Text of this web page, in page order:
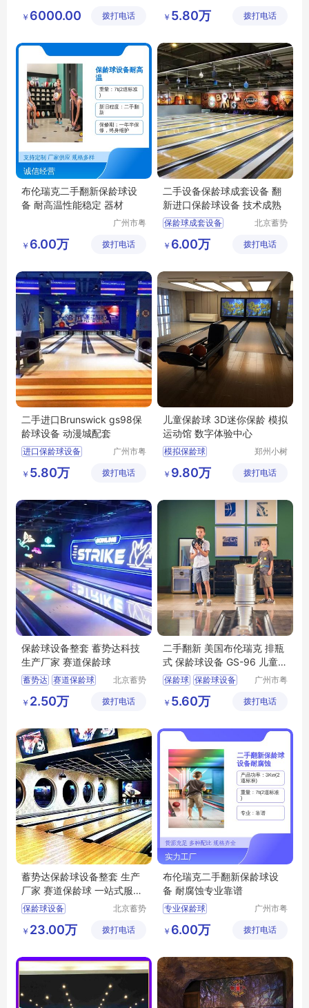
专业保龄球
限公司
￥ 6000.00 拨打电话
电影城配套保龄球中心
亲子配套娱乐项目
备有限公
￥ 5.80万 拨打电话
布伦瑞克二手翻新保龄球设
备 耐高温性能稳定 器材
广州市粤
备有限公
￥ 6.00万 拨打电话
二手设备保龄球成套设备 翻
新进口保龄球设备 技术成熟
保龄球成套设备
二手设备保龄球
二手
北京蓄势
限公司
￥ 6.00万 拨打电话
二手进口Brunswick gs98保
龄球设备 动漫城配套
进口保龄球设备
Brunswick
动漫城配套项目
广州市粤
备有限公
￥ 5.80万 拨打电话
儿童保龄球 3D迷你保龄 模拟
运动馆 数字体验中心
模拟保龄球
保龄球设备
郑州小树
有限公司
￥ 9.80万 拨打电话
保龄球设备整套 蓄势达科技
生产厂家 赛道保龄球
蓄势达 赛道保龄球
保龄球设备整套报价
北京蓄势
限公司
￥ 2.50万 拨打电话
二手翻新 美国布伦瑞克 排瓶
式 保龄球设备 GS-96 儿童保
龄球
保龄球 保龄球设备
二手翻新保龄球设备
广州市粤
备有限公
￥ 5.60万 拨打电话
蓄势达保龄球设备整套 生产
厂家 赛道保龄球 一站式服务
售后无忧
保龄球设备
赛道保龄球 蓄势达
北京蓄势
限公司
￥ 23.00万 拨打电话
布伦瑞克二手翻新保龄球设
备 耐腐蚀专业靠谱
专业保龄球
广州市粤
备有限公
￥ 6.00万 拨打电话